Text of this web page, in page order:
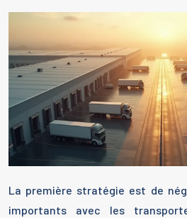
La première stratégie est de
importants avec les